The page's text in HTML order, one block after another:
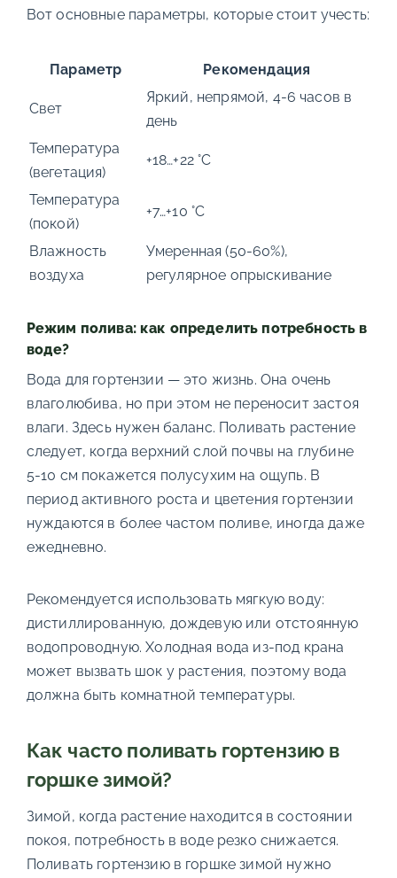
Вот основные параметры, которые стоит учесть:
Параметр Рекомендация
Свет
Яркий, непрямой, 4-6 часов в
день
Температура
(вегетация)
+18…+22 °C
Температура
(покой)
+7…+10 °C
Влажность
воздуха
Умеренная (50-60%),
регулярное опрыскивание
Режим полива: как определить потребность в
воде?
Вода для гортензии — это жизнь. Она очень
влаголюбива, но при этом не переносит застоя
влаги. Здесь нужен баланс. Поливать растение
следует, когда верхний слой почвы на глубине
5-10 см покажется полусухим на ощупь. В
период активного роста и цветения гортензии
нуждаются в более частом поливе, иногда даже
ежедневно.
Рекомендуется использовать мягкую воду:
дистиллированную, дождевую или отстоянную
водопроводную. Холодная вода из-под крана
может вызвать шок у растения, поэтому вода
должна быть комнатной температуры.
Как часто поливать гортензию в
горшке зимой?
Зимой, когда растение находится в состоянии
покоя, потребность в воде резко снижается.
Поливать гортензию в горшке зимой нужно